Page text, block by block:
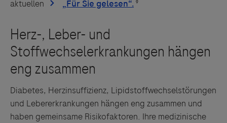
aktuellen
⁹
Diabetes, Herzinsuffizienz, Lipidstoffwechselstörungen
und Lebererkrankungen hängen eng zusammen und
haben gemeinsame Risikofaktoren. Ihre medizinische